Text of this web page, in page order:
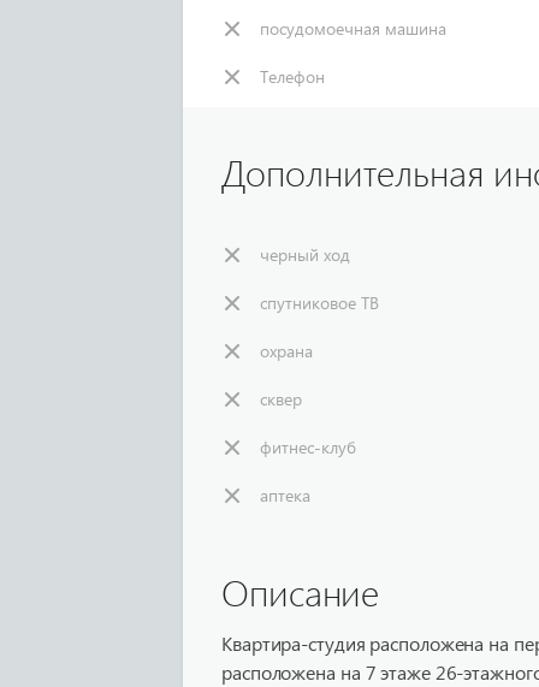
посудомоечная машина
Телефон
Дополнительная
черный ход
спутниковое ТВ
охрана
сквер
фитнес-клуб
аптека
Описание
Квартира-студия расположена на
расположена на 7 этаже 26-